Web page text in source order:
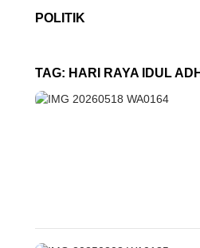
POLITIK
TAG: HARI RAYA IDUL